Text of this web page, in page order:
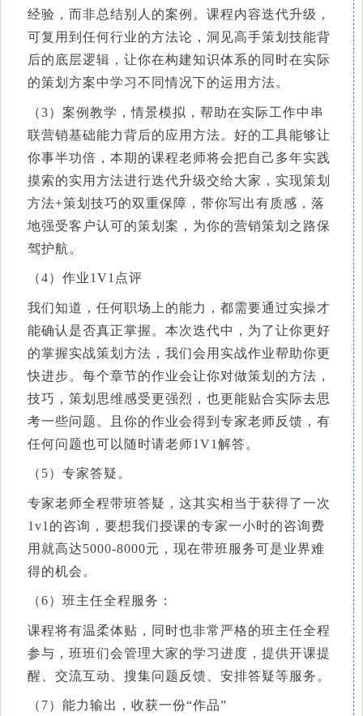
经验，而非总结别人的案例。课程内容迭代升级，
可复用到任何行业的方法论，洞见高手策划技能背
后的底层逻辑，让你在构建知识体系的同时在实际
的策划方案中学习不同情况下的运用方法。
（3）案例教学，情景模拟，帮助在实际工作中串
联营销基础能力背后的应用方法。好的工具能够让
你事半功倍，本期的课程老师将会把自己多年实践
摸索的实用方法进行迭代升级交给大家，实现策划
方法+策划技巧的双重保障，带你写出有质感，落
地强受客户认可的策划案，为你的营销策划之路保
驾护航。
（4）作业1V1点评
我们知道，任何职场上的能力，都需要通过实操才
能确认是否真正掌握。本次迭代中，为了让你更好
的掌握实战策划方法，我们会用实战作业帮助你更
快进步。每个章节的作业会让你对做策划的方法，
技巧，策划思维感受更强烈，也更能贴合实际去思
考一些问题。且你的作业会得到专家老师反馈，有
任何问题也可以随时请老师1V1解答。
（5）专家答疑。
专家老师全程带班答疑，这其实相当于获得了一次
1v1的咨询，要想我们授课的专家一小时的咨询费
用就高达5000-8000元，现在带班服务可是业界难
得的机会。
（6）班主任全程服务：
课程将有温柔体贴，同时也非常严格的班主任全程
参与，班班们会管理大家的学习进度，提供开课提
醒、交流互动、搜集问题反馈、安排答疑等服务。
（7）能力输出，收获一份“作品”